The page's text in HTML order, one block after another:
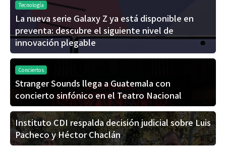
Tecnología
La nueva serie Galaxy Z ya está disponible en
preventa: descubre el siguiente nivel de
innovación plegable
Conciertos
Stranger Sounds llega a Guatemala con
concierto sinfónico en el Teatro Nacional
Instituto CDI respalda decisión judicial sobre Luis
Pacheco y Héctor Chaclán